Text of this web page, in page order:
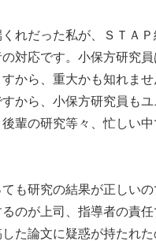
れだった私が、ＳＴＡ
対応です。小保方研究
から、重大かも知れま
から、小保方研究員も
輩の研究等々、忙しい
も研究の結果が正しい
のが上司、指導者の責
た論文に疑惑が持たれ